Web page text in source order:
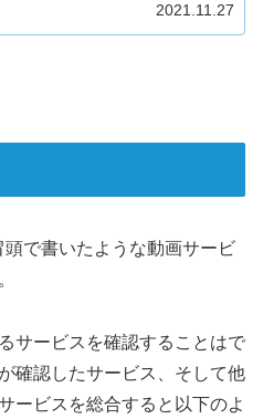
2021.11.27
で書いたような動画サービ
サービスを確認することはで
確認したサービス、そして他
ービスを総合すると以下のよ